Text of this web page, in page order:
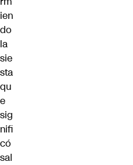
ien
do
la
sie
sta
qu
e
sig
nifi
có
sal